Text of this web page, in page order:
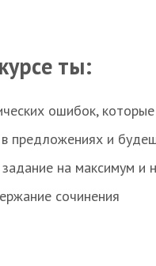
ты:
ошибок,
предложениях и
на максимум и
сочинения